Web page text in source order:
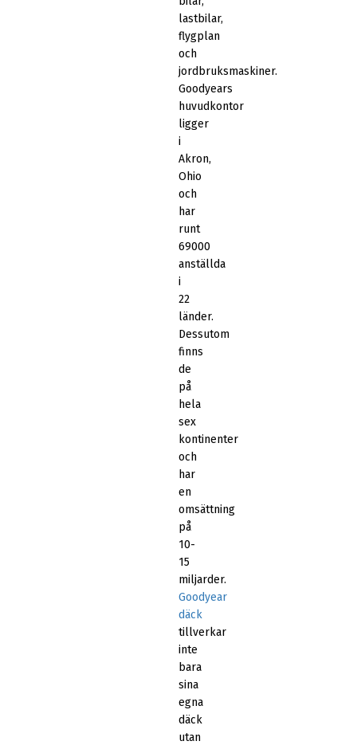
lastbilar,
flygplan
och
jordbruksmaskiner.
Goodyears
huvudkontor
ligger
i
Akron,
Ohio
och
har
runt
69000
anställda
i
22
länder.
Dessutom
finns
de
på
hela
sex
kontinenter
och
har
en
omsättning
på
10-
15
miljarder.
Goodyear
däck
tillverkar
inte
bara
sina
egna
däck
utan